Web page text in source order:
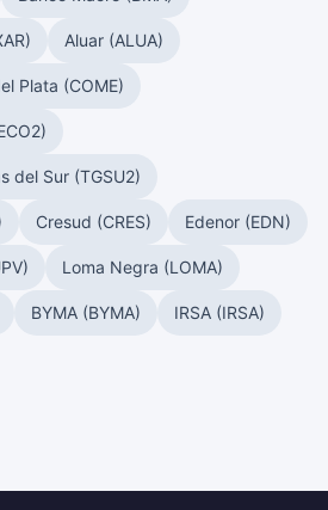
Aluar (ALUA)
Plata (COME)
del Sur (TGSU2)
Cresud (CRES) Edenor (EDN)
Loma Negra (LOMA)
BYMA (BYMA) IRSA (IRSA)